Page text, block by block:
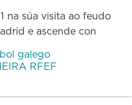
na súa visita ao feudo
e ascende con
galego
RFEF